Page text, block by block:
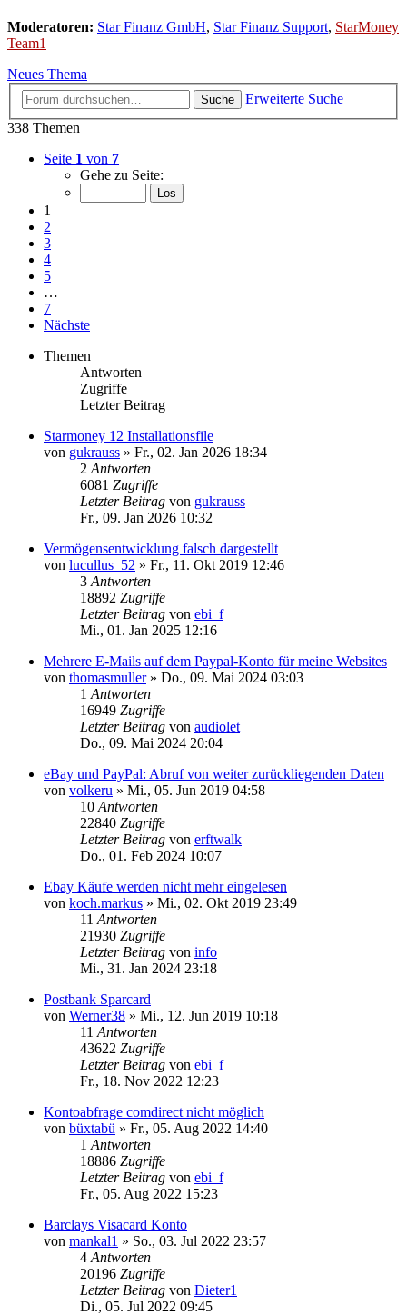
Moderatoren: Star Finanz GmbH, Star Finanz Support, StarMoney
Team1
Neues Thema
Suche
Erweiterte Suche
338 Themen
Seite 1 von 7
Gehe zu Seite:
1
2
3
4
5
…
7
Nächste
Themen
Antworten
Zugriffe
Letzter Beitrag
Starmoney 12 Installationsfile
von gukrauss » Fr., 02. Jan 2026 18:34
2 Antworten
6081 Zugriffe
Letzter Beitrag von gukrauss
Fr., 09. Jan 2026 10:32
Vermögensentwicklung falsch dargestellt
von lucullus_52 » Fr., 11. Okt 2019 12:46
3 Antworten
18892 Zugriffe
Letzter Beitrag von ebi_f
Mi., 01. Jan 2025 12:16
Mehrere E-Mails auf dem Paypal-Konto für meine Websites
von thomasmuller» Do., 09. Mai 2024 03:03
1 Antworten
16949 Zugriffe
Letzter Beitrag von audiolet
Do., 09. Mai 2024 20:04
eBay und PayPal: Abruf von weiter zurückliegenden Daten
von volkeru » Mi., 05. Jun 2019 04:58
10 Antworten
22840 Zugriffe
Letzter Beitrag von erftwalk
Do., 01. Feb 2024 10:07
Ebay Käufe werden nicht mehr eingelesen
von koch.markus » Mi., 02. Okt 2019 23:49
11 Antworten
21930 Zugriffe
Letzter Beitrag von info
Mi., 31. Jan 2024 23:18
Postbank Sparcard
von Werner38 » Mi., 12. Jun 2019 10:18
11 Antworten
43622 Zugriffe
Letzter Beitrag von ebi_f
Fr., 18. Nov 2022 12:23
Kontoabfrage comdirect nicht möglich
von büxtabü » Fr., 05. Aug 2022 14:40
1 Antworten
18886 Zugriffe
Letzter Beitrag von ebi_f
Fr., 05. Aug 2022 15:23
Barclays Visacard Konto
von mankal1 » So., 03. Jul 2022 23:57
4 Antworten
20196 Zugriffe
Letzter Beitrag von Dieter1
Di., 05. Jul 2022 09:45